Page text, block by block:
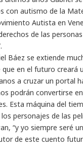
con autismo de la
Autista en
de las
Báez se extiende
en el futuro creará
a cruzar un portal
podrán convertirse
Esta máquina del
personajes de las
“y yo siempre seré
de este cuento